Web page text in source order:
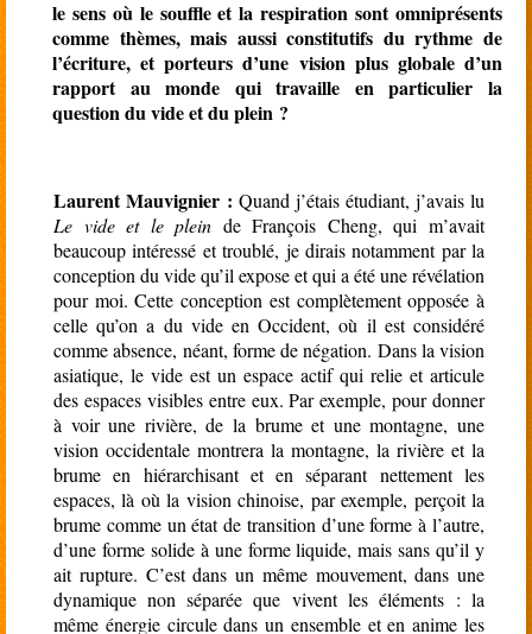
le sens où le souffle et la respiration sont omniprésents
comme thèmes, mais aussi constitutifs du rythme de
l’écriture, et porteurs d’une vision plus globale d’un
rapport au monde qui travaille en particulier la
question du vide et du plein ?
Laurent Mauvignier : Quand j’étais étudiant, j’avais lu
Le vide et le plein de François Cheng, qui m’avait
beaucoup intéressé et troublé, je dirais notamment par la
conception du vide qu’il expose et qui a été une révélation
pour moi. Cette conception est complètement opposée à
celle qu’on a du vide en Occident, où il est considéré
comme absence, néant, forme de négation. Dans la vision
asiatique, le vide est un espace actif qui relie et articule
des espaces visibles entre eux. Par exemple, pour donner
à voir une rivière, de la brume et une montagne, une
vision occidentale montrera la montagne, la rivière et la
brume en hiérarchisant et en séparant nettement les
espaces, là où la vision chinoise, par exemple, perçoit la
brume comme un état de transition d’une forme à l’autre,
d’une forme solide à une forme liquide, mais sans qu’il y
ait rupture. C’est dans un même mouvement, dans une
dynamique non séparée que vivent les éléments : la
même énergie circule dans un ensemble et en anime les